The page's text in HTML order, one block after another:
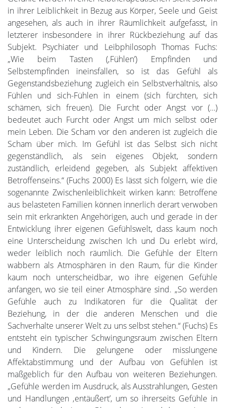
in ihrer Leiblichkeit in Bezug aus Körper, Seele und Geist
angesehen, als auch in ihrer Räumlichkeit aufgefasst, in
letzterer insbesondere in ihrer Rückbeziehung auf das
Subjekt. Psychiater und Leibphilosoph Thomas Fuchs:
„Wie beim Tasten (‚Fühlen’) Empfinden und
Selbstempfinden ineinsfallen, so ist das Gefühl als
Gegenstandsbeziehung zugleich ein Selbstverhältnis, also
Fühlen und sich-Fühlen in einem (sich fürchten, sich
schämen, sich freuen). Die Furcht oder Angst vor (…)
bedeutet auch Furcht oder Angst um mich selbst oder
mein Leben. Die Scham vor den anderen ist zugleich die
Scham über mich. Im Gefühl ist das Selbst sich nicht
gegenständlich, als sein eigenes Objekt, sondern
zuständlich, erleidend gegeben, als Subjekt affektiven
Betroffenseins.“ (Fuchs 2000) Es lässt sich folgern, wie die
sogenannte Zwischenleiblichkeit wirken kann: Betroffene
aus belasteten Familien können innerlich derart verwoben
sein mit erkrankten Angehörigen, auch und gerade in der
Entwicklung ihrer eigenen Gefühlswelt, dass kaum noch
eine Unterscheidung zwischen Ich und Du erlebt wird,
weder leiblich noch räumlich. Die Gefühle der Eltern
wabbern als Atmosphären in den Raum, für die Kinder
kaum noch unterscheidbar, wo ihre eigenen Gefühle
anfangen, wo sie teil einer Atmosphäre sind. „So werden
Gefühle auch zu Indikatoren für die Qualität der
Beziehung, in der die anderen Menschen und die
Sachverhalte unserer Welt zu uns selbst stehen.“ (Fuchs) Es
entsteht ein typischer Schwingungsraum zwischen Eltern
und Kindern. Die gelungene oder misslungene
Affektabstimmung und der Aufbau von Gefühlen ist
maßgeblich für den Aufbau von weiteren Beziehungen.
„Gefühle werden im Ausdruck, als Ausstrahlungen, Gesten
und Handlungen ‚entäußert’, um so ihrerseits Gefühle in